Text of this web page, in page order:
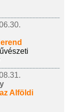
Alföldi